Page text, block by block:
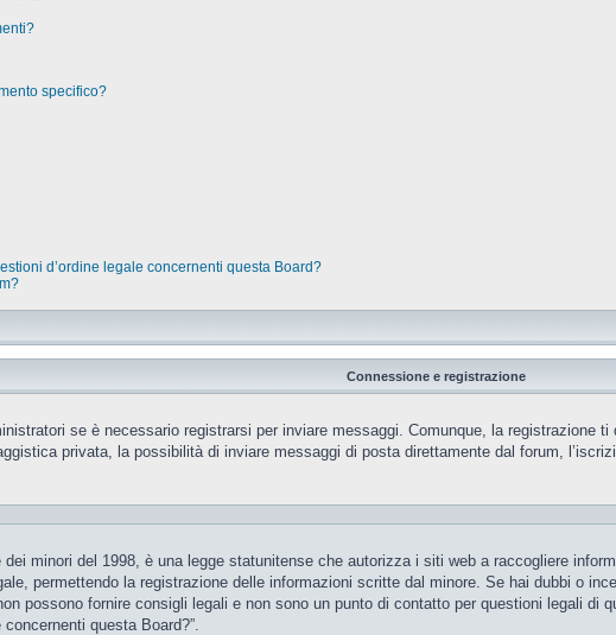
specifico?
d’ordine legale concernenti questa Board?
Connessione e registrazione
se è necessario registrarsi per inviare messaggi. Comunque, la
privata, la possibilità di inviare messaggi di posta direttamente dal forum,
minori del 1998, è una legge statunitense che autorizza i siti web a raccogliere
permettendo la registrazione delle informazioni scritte dal minore. Se hai dubbi o
possono fornire consigli legali e non sono un punto di contatto per questioni legali di
questa Board?”.